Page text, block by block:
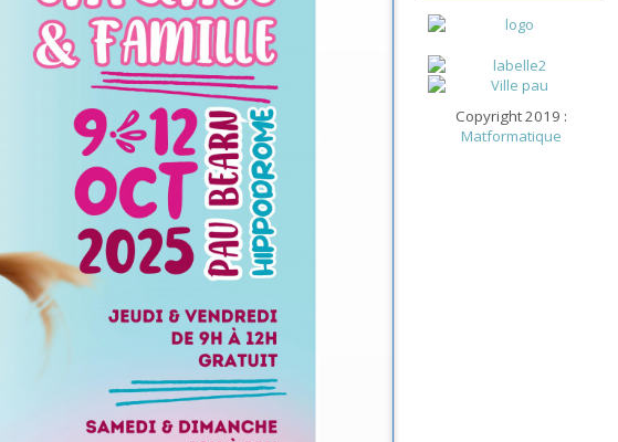
Copyright 2019 :
Matformatique